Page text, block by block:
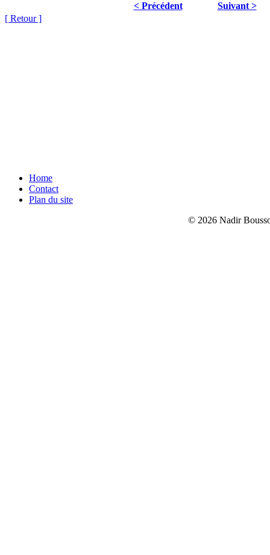
< Précédent
Suivant >
[ Retour ]
Home
Contact
Plan du site
© 2026 Nadir